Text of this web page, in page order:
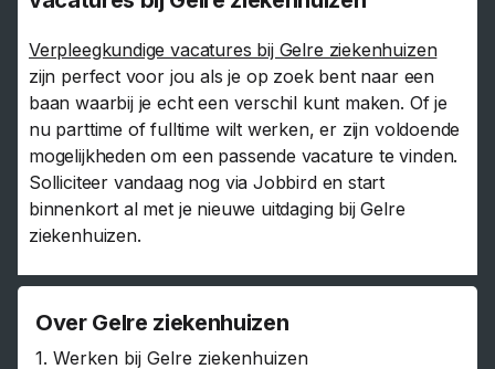
Over Gelre ziekenhuizen
1. Werken bij Gelre ziekenhuizen
Verpleegkundige vacatures bij Gelre ziekenhuizen
zijn perfect voor jou als je op zoek bent naar een
baan waarbij je echt een verschil kunt maken. Of je
nu parttime of fulltime wilt werken, er zijn voldoende
mogelijkheden om een passende vacature te vinden.
Solliciteer vandaag nog via Jobbird en start
binnenkort al met je nieuwe uitdaging bij Gelre
ziekenhuizen.